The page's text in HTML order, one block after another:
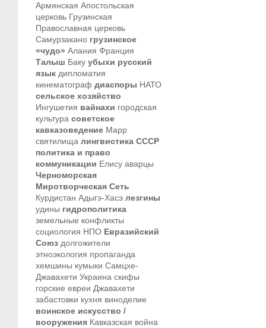
Армянская Апостольская
церковь Грузинская
Православная церковь
Самурзакано грузинское
«чудо» Алания Франция
Талыш Баку убыхи русский
язык дипломатия
кинематограф диаспоры НАТО
сельское хозяйство
Ингушетия вайнахи городская
культура советское
кавказоведение Марр
святилища лингвистика СССР
политика и право
коммуникации Елису аварцы
Черноморская
Миротворческая Сеть
Курдистан Адыгэ-Хасэ лезгины
удины гидрополитика
земельные конфликты
социология НПО Евразийский
Союз долгожители
этноэкология пропаганда
хемшины кумыки Самцхе-
Джавахети Украина скифы
горские евреи Джавахети
забастовки кухня виноделие
воинское искусство /
вооружения Кавказская война